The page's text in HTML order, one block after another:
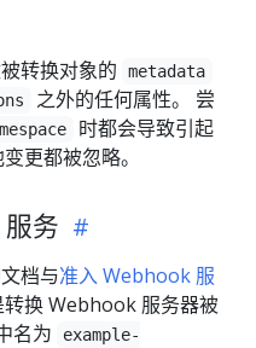
转换对象的 metadata
之外的任何属性。 尝
时都会导致引起
更都被忽略。
务
档与准入 Webhook 服
换 Webhook 服务器被
名为
example-